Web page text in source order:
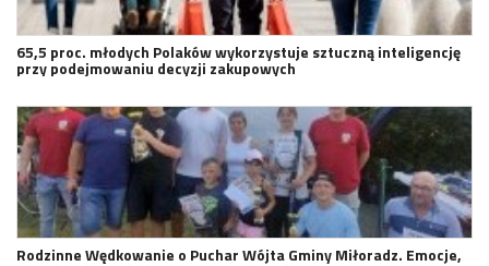
65,5 proc. młodych Polaków wykorzystuje sztuczną inteligencję
przy podejmowaniu decyzji zakupowych
Rodzinne Wędkowanie o Puchar Wójta Gminy Miłoradz. Emocje,